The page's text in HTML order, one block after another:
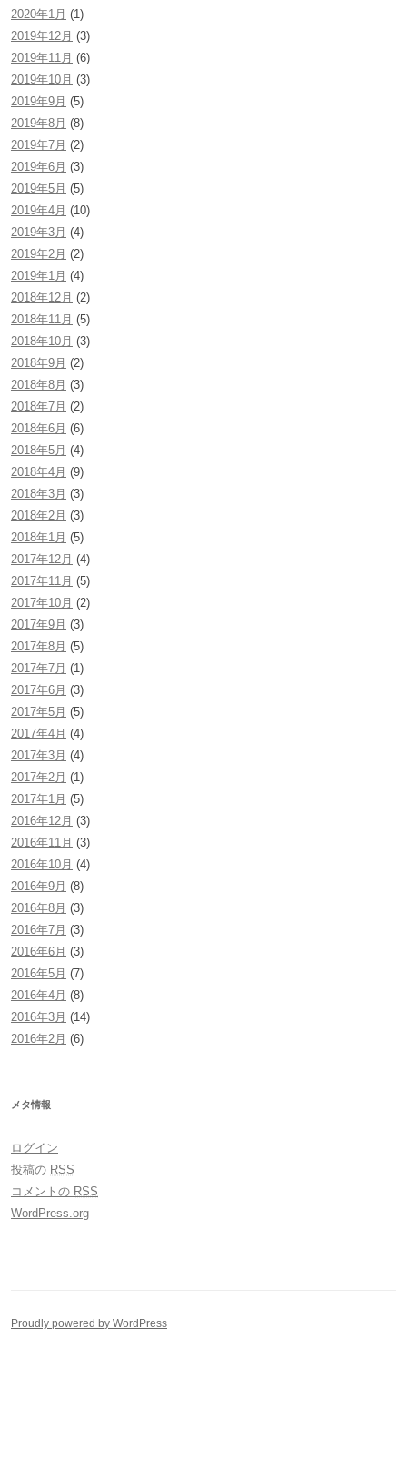
2020年1月 (1)
2019年12月 (3)
2019年11月 (6)
2019年10月 (3)
2019年9月 (5)
2019年8月 (8)
2019年7月 (2)
2019年6月 (3)
2019年5月 (5)
2019年4月 (10)
2019年3月 (4)
2019年2月 (2)
2019年1月 (4)
2018年12月 (2)
2018年11月 (5)
2018年10月 (3)
2018年9月 (2)
2018年8月 (3)
2018年7月 (2)
2018年6月 (6)
2018年5月 (4)
2018年4月 (9)
2018年3月 (3)
2018年2月 (3)
2018年1月 (5)
2017年12月 (4)
2017年11月 (5)
2017年10月 (2)
2017年9月 (3)
2017年8月 (5)
2017年7月 (1)
2017年6月 (3)
2017年5月 (5)
2017年4月 (4)
2017年3月 (4)
2017年2月 (1)
2017年1月 (5)
2016年12月 (3)
2016年11月 (3)
2016年10月 (4)
2016年9月 (8)
2016年8月 (3)
2016年7月 (3)
2016年6月 (3)
2016年5月 (7)
2016年4月 (8)
2016年3月 (14)
2016年2月 (6)
メタ情報
ログイン
投稿の RSS
コメントの RSS
WordPress.org
Proudly powered by WordPress